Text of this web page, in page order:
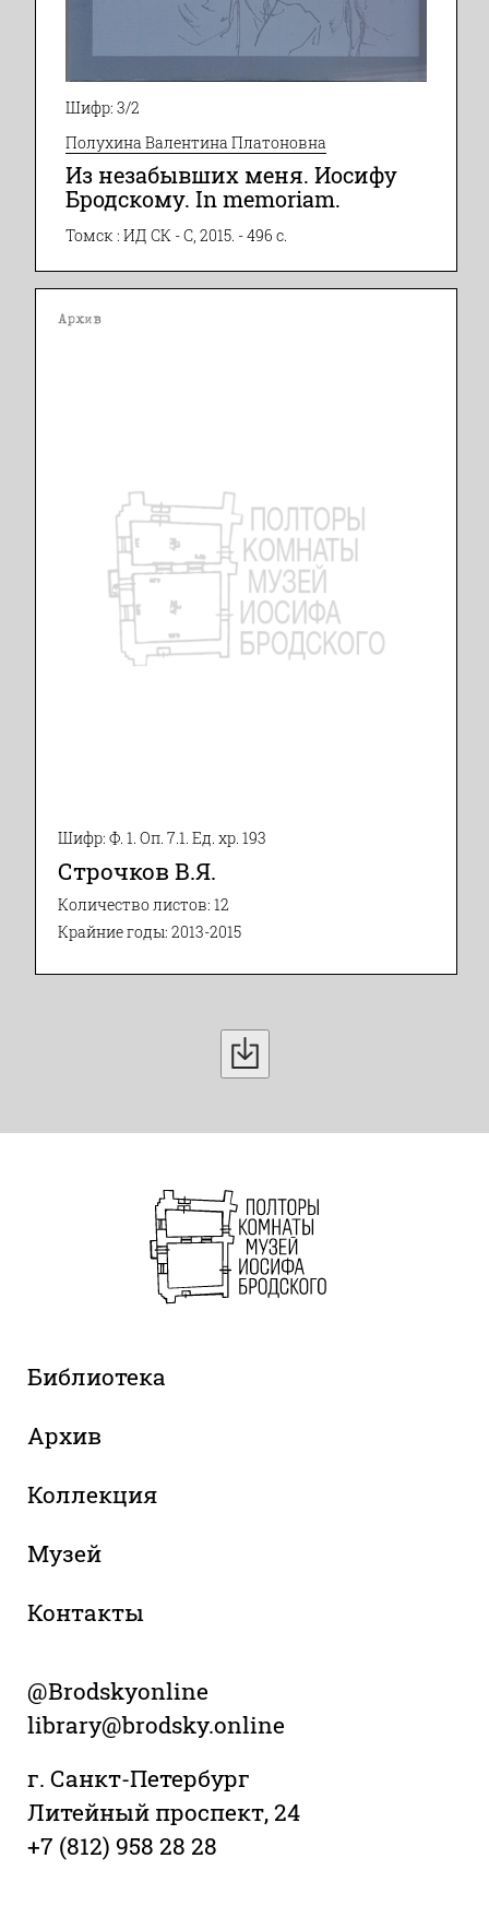
Шифр: 3/2
Полухина Валентина Платоновна
Из незабывших меня. Иосифу
Бродскому. In memoriam.
Томск : ИД СК - С, 2015. - 496 с.
Архив
Шифр: Ф. 1. Оп. 7.1. Ед. хр. 193
Строчков В.Я.
Количество листов: 12
Крайние годы: 2013-2015
Библиотека
Архив
Коллекция
Музей
Контакты
@Brodskyonline
library@brodsky.online
г. Санкт-Петербург
Литейный проспект, 24
+7 (812) 958 28 28